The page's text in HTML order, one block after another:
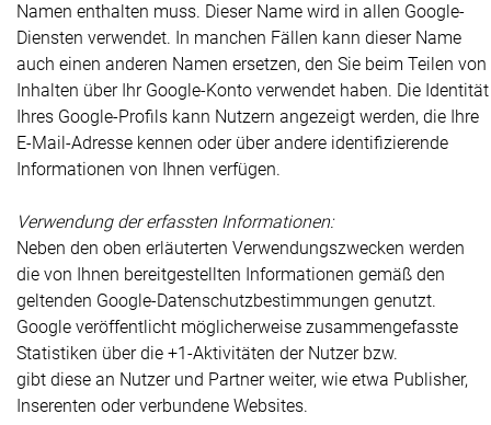
Namen enthalten muss. Dieser Name wird in allen Google-
Diensten verwendet. In manchen Fällen kann dieser Name
auch einen anderen Namen ersetzen, den Sie beim Teilen von
Inhalten über Ihr Google-Konto verwendet haben. Die Identität
Ihres Google-Profils kann Nutzern angezeigt werden, die Ihre
E-Mail-Adresse kennen oder über andere identifizierende
Informationen von Ihnen verfügen.
Verwendung der erfassten Informationen:
Neben den oben erläuterten Verwendungszwecken werden
die von Ihnen bereitgestellten Informationen gemäß den
geltenden Google-Datenschutzbestimmungen genutzt.
Google veröffentlicht möglicherweise zusammengefasste
Statistiken über die +1-Aktivitäten der Nutzer bzw.
gibt diese an Nutzer und Partner weiter, wie etwa Publisher,
Inserenten oder verbundene Websites.